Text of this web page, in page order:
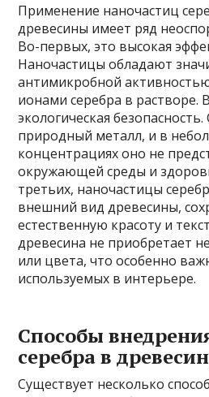
Применение наночастиц
древесины имеет ряд
Во-первых, это высокая
Наночастицы обладают
антимикробной
ионами серебра в растворе.
экологическая
природный металл, и в
концентрациях оно не
окружающей среды и
третьих, наночастицы
внешний вид древесины,
естественную красоту и
древесина не приобретает
или цвета, что особенно
используемых в интерьере.
Способы
серебра в
Существует несколько